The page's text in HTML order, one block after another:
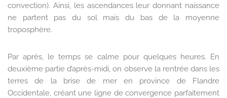
convection). Ainsi, les ascendances leur donnant naissance
ne partent pas du sol mais du bas de la moyenne
troposphère.
Par après, le temps se calme pour quelques heures. En
deuxième partie d’après-midi, on observe la rentrée dans les
terres de la brise de mer en province de Flandre
Occidentale, créant une ligne de convergence parfaitement